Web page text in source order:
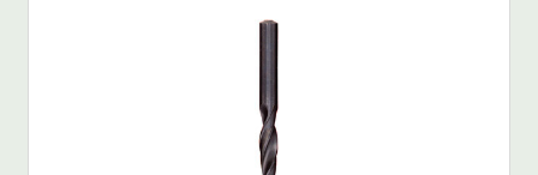
NOVEDADES
BLOG
CONTACTAR